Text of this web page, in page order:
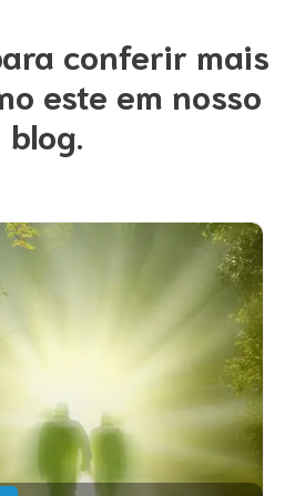
conferir mais
este em nosso
blog.